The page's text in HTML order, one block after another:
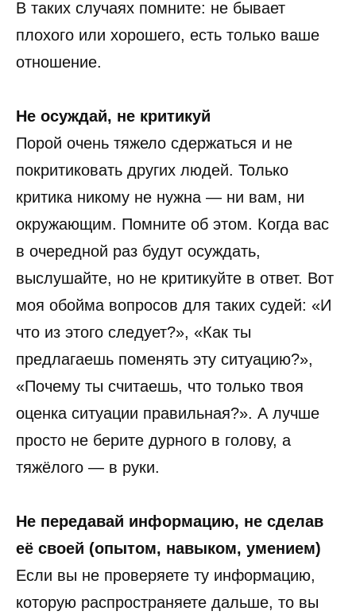
В таких случаях помните: не бывает
плохого или хорошего, есть только ваше
отношение.
Не осуждай, не критикуй
Порой очень тяжело сдержаться и не
покритиковать других людей. Только
критика никому не нужна — ни вам, ни
окружающим. Помните об этом. Когда вас
в очередной раз будут осуждать,
выслушайте, но не критикуйте в ответ. Вот
моя обойма вопросов для таких судей: «И
что из этого следует?», «Как ты
предлагаешь поменять эту ситуацию?»,
«Почему ты считаешь, что только твоя
оценка ситуации правильная?». А лучше
просто не берите дурного в голову, а
тяжёлого — в руки.
Не передавай информацию, не сделав
её своей (опытом, навыком, умением)
Если вы не проверяете ту информацию,
которую распространяете дальше, то вы